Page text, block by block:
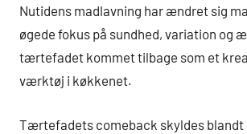
Nutidens madlavning har ændret sig
øgede fokus på sundhed, variation og
tærtefadet kommet tilbage som et
værktøj i køkkenet.
Tærtefadets comeback skyldes blandt